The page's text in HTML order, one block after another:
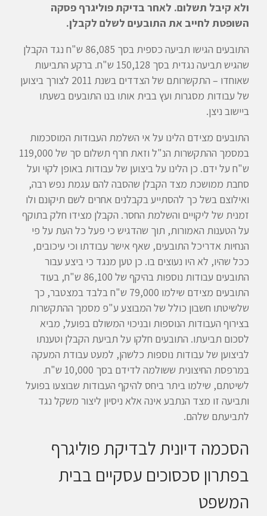
ולא קיבל תשלום. לאחר בדיקת פוליגרף פסקה
השופטת לחייב את התובעים לשלם לקבלן.
התובעים הגישו תביעה כספית בסך 86,085 ש"ח נגד הקבלן
שהגיש תביעה נגדית בסך 150,128 ש"ח. ברקע התביעות
שאוחדו – התקשרותם של הצדדים בשנת 2011 לצורך ביצוען
של עבודות מסגרות ועץ בבית אותו בנו התובעים בשעתו
ביישוב ניצן.
התובעים מצידם הלינו על אי השלמת העבודות המוסכמות
במסמך ההתקשרות הנ"ל וזאת חרף תשלום סך של 119,000
ש"ח על ידם. כן הלינו על ביצוען של עבודות באופן לקוי ועל
סחבת ממושכת מצד הקבלן שהסבה להם עגמת נפש רבה,
ואילוצם בשל כך להסתייע בקבלנים אחרים לשם תיקונם ולו
זמנית של ליקויים והשלמת החסר. הקבלן מצידו חלק בתוקף
על הטענות האמורות, תוך שהדגיש כי פעל כל העת על פי
הנחיות אדריכל התובעים, שאף אישר עבודתו וכי עיכובים,
ככל שהיו, לא היו נעוצים בו. כן טען מנגד כי ביצע עבור
התובעים עבודות נוספות בהיקף של 86,100 ש"ח, בעוד
התובעים מצידם שילמו 79,000 ש"ח בלבד במצטבר, כך
שלשיטתו חשבון כולל של המבוצע ע"פ מסמך ההתקשרות
בצירוף העבודות הנוספות ובניכוי המשולם בפועל, מביא
לסכום תביעתו. התובעים חלקו על תביעת הקבלן וטענתו
לביצוען של עבודות נוספות כלשהן, למעט עבודת המעקה
במרפסת החיצונית ששולמה לדידם בסך 10,000 ש"ח.
לשיטתם, שילמו ביתר ביחס להיקף העבודות שבוצעו בפועל
ותביעה זו מצד הנתבע אינה אלא ניסיון ליצור משקל נגד
לתביעתם שלהם.
הסכמה דיונית לבדיקת פוליגרף
בפתרון סכסוכים עסקיים בבית
המשפט